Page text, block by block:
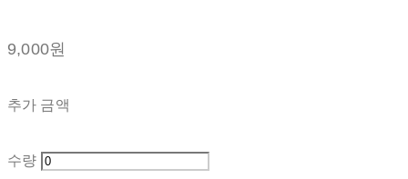
9,000원
추가 금액
수량